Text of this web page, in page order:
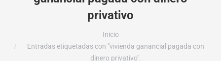
privativo
Inicio
Entradas etiquetadas con "vivienda ganancial pagada con
dinero privativo".